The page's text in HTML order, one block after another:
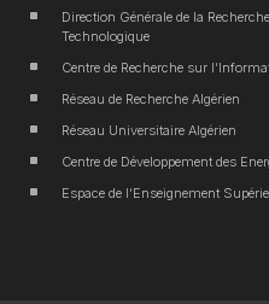
^
Direction Générale de la
Technologique
^ Centre de Recherche sur
^ Réseau de Recherche Algérien
^ Réseau Universitaire Algérien
^ Centre de Développement des
^ Espace de l’Enseignement